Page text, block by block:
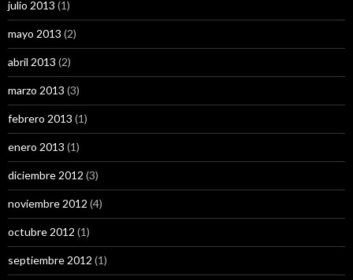
julio 2013 (1)
mayo 2013 (2)
abril 2013 (2)
marzo 2013 (3)
febrero 2013 (1)
enero 2013 (1)
diciembre 2012 (3)
noviembre 2012 (4)
octubre 2012 (1)
septiembre 2012 (1)